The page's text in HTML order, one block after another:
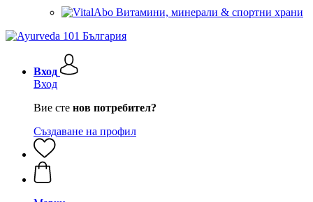
Витамини, минерали & спортни храни
Вход
Вход
Вие сте нов потребител?
Създаване на профил